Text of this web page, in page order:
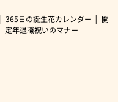
365日の誕生花カレンダー
開
定年退職祝いのマナー